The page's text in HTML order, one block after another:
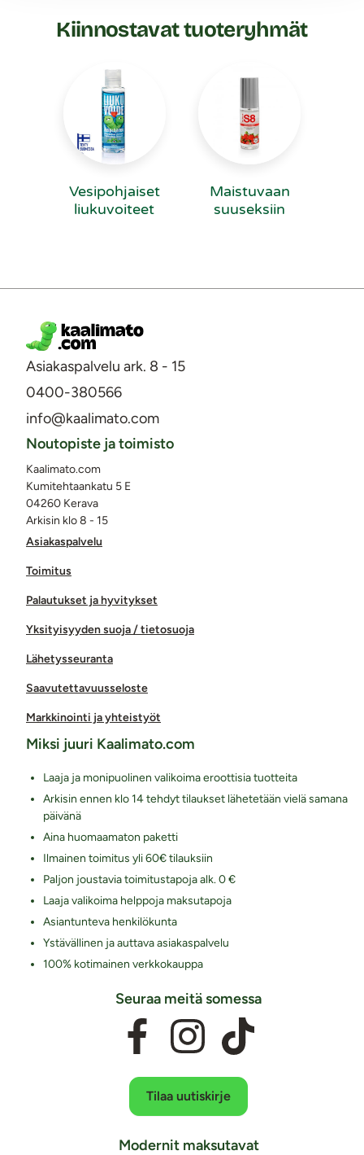
Kiinnostavat tuoteryhmät
Vesipohjaiset
liukuvoiteet
Maistuvaan
suuseksiin
Asiakaspalvelu ark. 8 - 15
0400-380566
info@kaalimato.com
Asiakaspalvelu
Toimitus
Palautukset ja hyvitykset
Yksityisyyden suoja / tietosuoja
Lähetysseuranta
Saavutettavuusseloste
Markkinointi ja yhteistyöt
Noutopiste ja toimisto
Kaalimato.com
Kumitehtaankatu 5 E
04260 Kerava
Arkisin klo 8 - 15
Miksi juuri Kaalimato.com
Laaja ja monipuolinen valikoima eroottisia tuotteita
Arkisin ennen klo 14 tehdyt tilaukset lähetetään vielä samana
päivänä
Aina huomaamaton paketti
Ilmainen toimitus yli 60€ tilauksiin
Paljon joustavia toimitustapoja alk. 0 €
Laaja valikoima helppoja maksutapoja
Asiantunteva henkilökunta
Ystävällinen ja auttava asiakaspalvelu
100% kotimainen verkkokauppa
Seuraa meitä somessa
Tilaa uutiskirje
Modernit maksutavat